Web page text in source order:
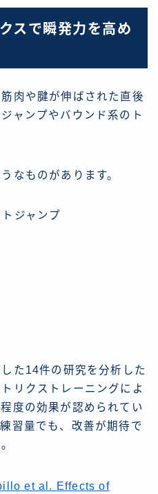
スで瞬発力を高め
肉や腱が伸ばされた直後
ャンプやバウンド系のト
なものがあります。
ジャンプ
た14件の研究を分析した
リクストレーニングによ
度の効果が認められてい
習量でも、改善が期待で
et al. Effects of